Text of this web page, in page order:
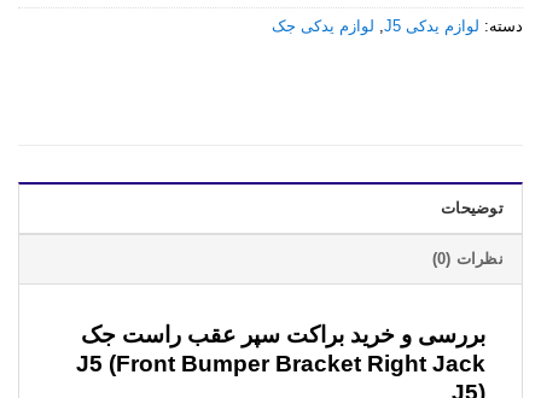
دسته: لوازم یدکی J5 , لوازم یدکی جک
توضیحات
نظرات (0)
بررسی و خرید براکت سپر عقب راست جک
J5 (Front Bumper Bracket Right Jack
J5)